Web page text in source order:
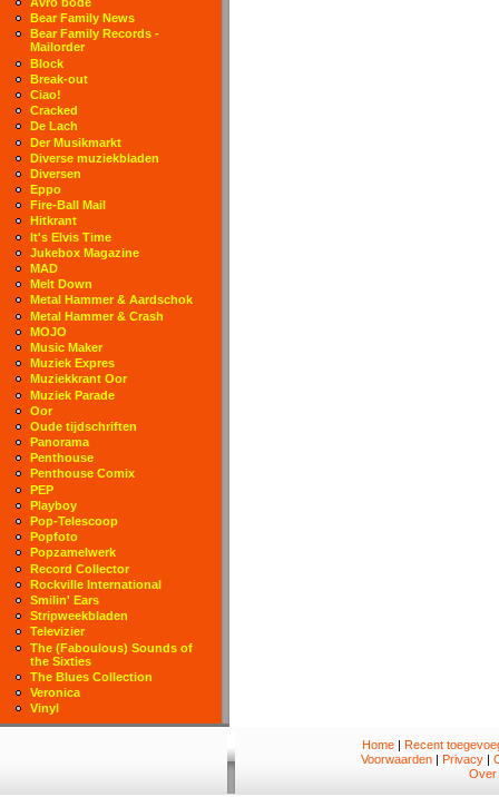
Bear Family News
Bear Family Records -
Mailorder
Block
Break-out
Ciao!
Cracked
De Lach
Der Musikmarkt
Diverse muziekbladen
Diversen
Eppo
Fire-Ball Mail
Hitkrant
It's Elvis Time
Jukebox Magazine
MAD
Melt Down
Metal Hammer & Aardschok
Metal Hammer & Crash
MOJO
Music Maker
Muziek Expres
Muziekkrant Oor
Muziek Parade
Oor
Oude tijdschriften
Panorama
Penthouse
Penthouse Comix
PEP
Playboy
Pop-Telescoop
Popfoto
Popzamelwerk
Record Collector
Rockville International
Smilin' Ears
Stripweekbladen
Televizier
The (Faboulous) Sounds of
the Sixties
The Blues Collection
Veronica
Vinyl
Home| Recent
Voorwaarden | Privacy |
Over